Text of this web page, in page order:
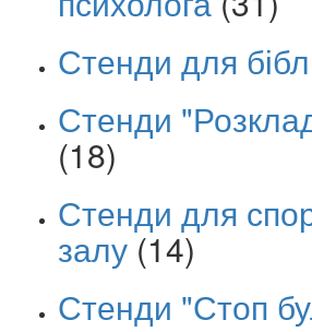
Стенди для
Стенди
(18)
Стенди для
залу(14)
Стенди "Стоп